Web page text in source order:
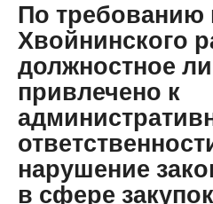
По требованию
Хвойнинского
должностное
привлечено к
нарушение
в сфере закупок